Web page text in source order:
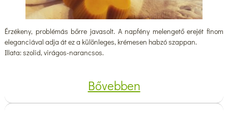
Érzékeny, problémás bőrre javasolt. A napfény melengető erejét finom
eleganciával adja át ez a különleges, krémesen habzó szappan.
Illata: szolid, virágos-narancsos.
Bővebben